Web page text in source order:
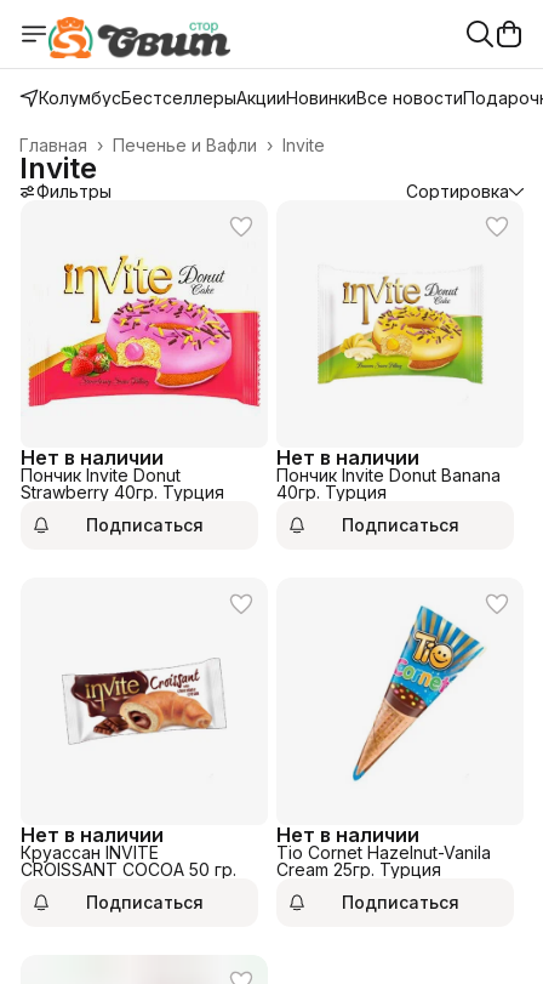
КолумбусБестселлерыАкцииНовинкиВсе новости
Invite
Печенье и Вафли ›
Главная ›
Invite
Фильтры Сортировка
Нет в наличии
Пончик Invite Donut
Strawberry 40гр. Турция
Подписаться
Нет в наличии
Пончик Invite Donut Banana
40гр. Турция
Подписаться
Нет в наличии
Круассан INVITE
CROISSANT COCOA 50 гр.
Подписаться
Нет в наличии
Tio Cornet Hazelnut-Vanila
Cream 25гр. Турция
Подписаться